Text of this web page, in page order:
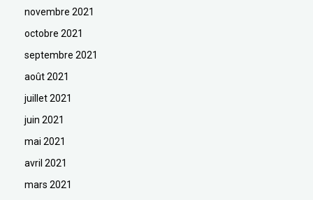
novembre 2021
octobre 2021
septembre 2021
août 2021
juillet 2021
juin 2021
mai 2021
avril 2021
mars 2021